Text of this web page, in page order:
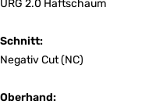
URG 2.0 Haftschaum
Schnitt:
Negativ Cut (NC)
Oberhand: